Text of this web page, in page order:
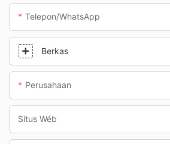
Telepon/whatsApp
Berkas
Perusahaan
Situs Wéb